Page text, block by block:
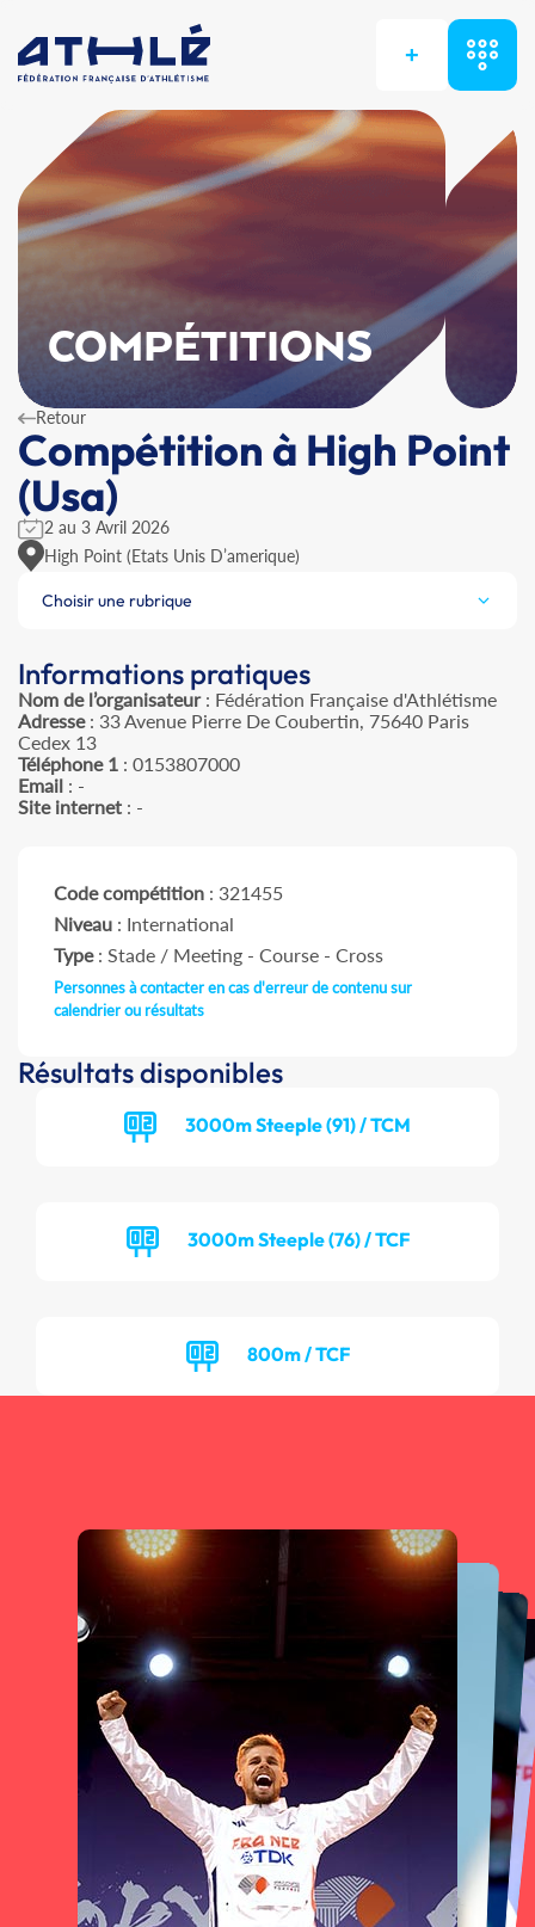
+
COMPÉTITIONS
Retour
Compétition à High Point
(Usa)
2 au 3 Avril 2026
High Point (Etats Unis D’amerique)
Choisir une rubrique
Informations pratiques
Nom de l’organisateur: Fédération Française d'Athlétisme
Adresse: 33 Avenue Pierre De Coubertin, 75640 Paris
Cedex 13
Téléphone 1 : 0153807000
Email : -
Site internet : -
Code compétition : 321455
Niveau : International
Type: Stade / Meeting - Course - Cross
Personnes à contacter en cas d'erreur de contenu sur
calendrier ou résultats
Résultats disponibles
3000m Steeple (91) / TCM
3000m Steeple (76) / TCF
800m / TCF